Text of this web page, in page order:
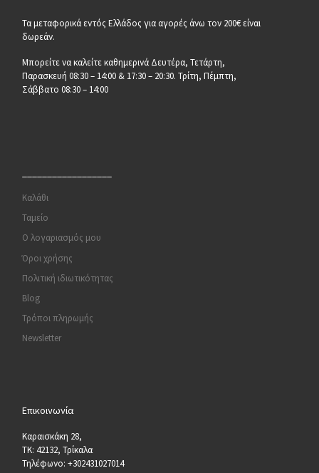
Τα μεταφορικά εντός Ελλάδος για αγορές άνω τον 200€ είναι
δωρεάν.
Μπορείτε να καλείτε καθημερινά Δευτέρα, Τετάρτη,
Παρασκευή 08:30 – 14:00 & 17:30 – 20:30. Τρίτη, Πέμπτη,
Σάββατο 08:30 – 14:00
Καλάθι
Ταμείο
Ο λογαριασμός μου
Όροι χρήσης
Πολιτική ιδιωτικότητας
Blog
Τρόποι πληρωμής
Newsletter
Επικοινωνία
Καραισκάκη 28,
ΤΚ: 42132, Τρίκαλα
Τηλέφωνο: +302431027014